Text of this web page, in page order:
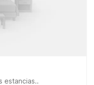
estancias..